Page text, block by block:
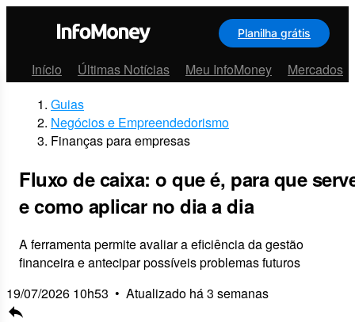
Planilha grátis
Início Últimas Notícias Meu InfoMoney
Mercados
Guias
Negócios e Empreendedorismo
Finanças para empresas
Fluxo de caixa: o que é, para que
e como aplicar no dia a dia
A ferramenta permite avaliar a eficiência da gestão
financeira e antecipar possíveis problemas futuros
19/07/2026 10h53 • Atualizado há 3 semanas
reply